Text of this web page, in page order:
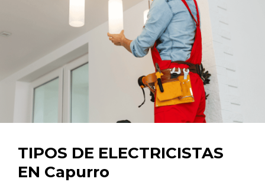
TIPOS DE ELECTRICISTAS
EN Capurro